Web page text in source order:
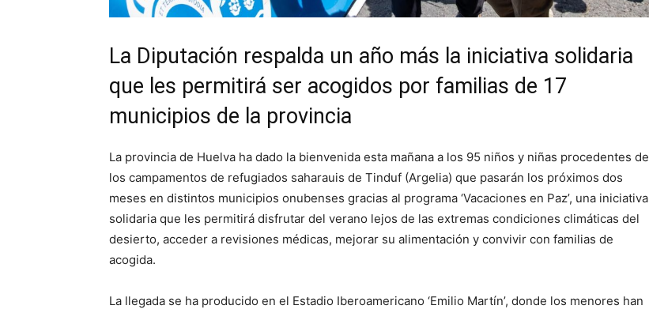
La Diputación respalda un año más la iniciativa solidaria
que les permitirá ser acogidos por familias de 17
municipios de la provincia
La provincia de Huelva ha dado la bienvenida esta mañana a los 95 niños y niñas procedentes de
los campamentos de refugiados saharauis de Tinduf (Argelia) que pasarán los próximos dos
meses en distintos municipios onubenses gracias al programa ‘Vacaciones en Paz’, una iniciativa
solidaria que les permitirá disfrutar del verano lejos de las extremas condiciones climáticas del
desierto, acceder a revisiones médicas, mejorar su alimentación y convivir con familias de
acogida.
La llegada se ha producido en el Estadio Iberoamericano ‘Emilio Martín’, donde los menores han